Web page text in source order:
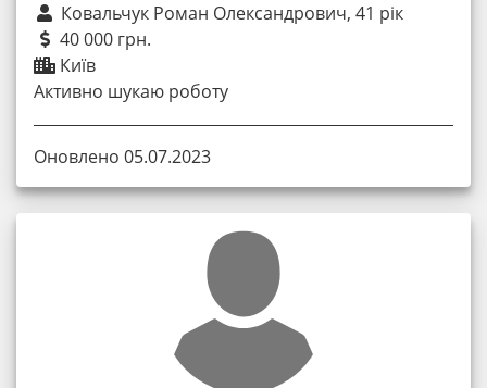
Ковальчук Роман Олександрович, 41 рік
40 000 грн.
Київ
Активно шукаю роботу
Оновлено 05.07.2023